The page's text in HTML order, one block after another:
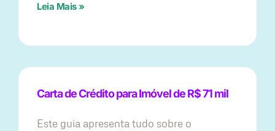
Leia Mais »
Carta de Crédito para Imóvel de R$ 71 mil
Este guia apresenta tudo sobre o